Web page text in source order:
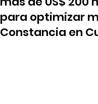
para optimizar
Constancia en